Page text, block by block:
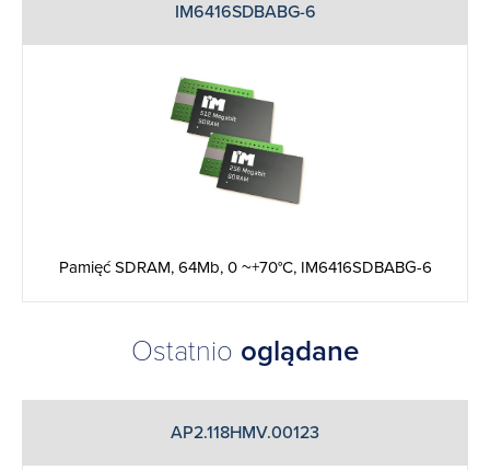
IM6416SDBABG-6
Pamięć SDRAM, 64Mb, 0 ~+70°C, IM6416SDBABG-6
Ostatnio oglądane
AP2.118HMV.00123